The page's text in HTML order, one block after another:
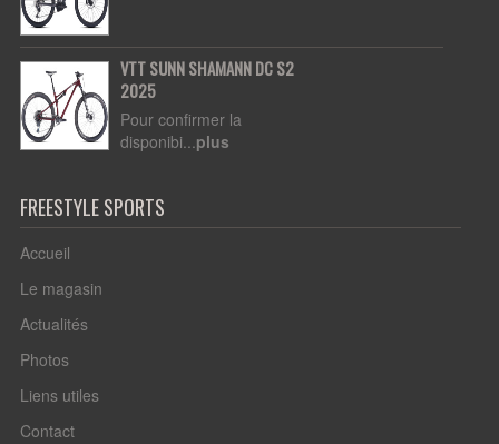
VTT SUNN SHAMANN DC S2
2025
Pour confirmer la
disponibi...plus
FREESTYLE SPORTS
Accueil
Le magasin
Actualités
Photos
Liens utiles
Contact